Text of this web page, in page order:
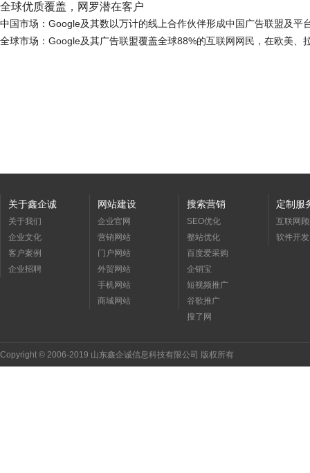
全球优质覆盖，网罗潜在客户
中国市场： Google及其数以万计的线上合作伙伴形成中国广告联盟及
全球市场： Google及其广告联盟覆盖全球88%的互联网网民，在欧美
关于鑫企诚
关于我们
企业文化
客户案例
企业招聘
网站建设
企业官网
营销网站
门户网站
外贸网站
手机网站
商城网站
搜索营销
SEO优化
整站优化
百度爱采购
企销宝
短视频推广
谷歌推广
搜了网
定制服
互联网
软件开发
Copyright © 2006-2019 山东鑫企诚信息科技有限公司 版权所有